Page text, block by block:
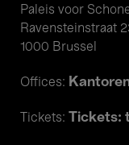
Paleis voor
Ravensteinstraat
1000 Brussel
Offices:
Tickets: Tickets: